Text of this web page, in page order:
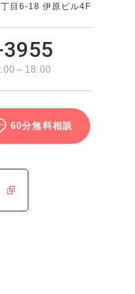
目6-18 伊原ビル4F
～18:00
60分無料相談